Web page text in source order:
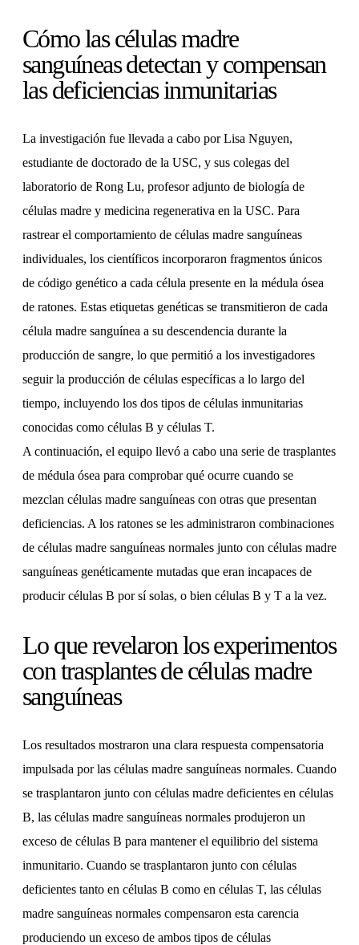
Cómo las células madre
sanguíneas detectan y compensan
las deficiencias inmunitarias
La investigación fue llevada a cabo por Lisa Nguyen,
estudiante de doctorado de la USC, y sus colegas del
laboratorio de Rong Lu, profesor adjunto de biología de
células madre y medicina regenerativa en la USC. Para
rastrear el comportamiento de células madre sanguíneas
individuales, los científicos incorporaron fragmentos únicos
de código genético a cada célula presente en la médula ósea
de ratones. Estas etiquetas genéticas se transmitieron de cada
célula madre sanguínea a su descendencia durante la
producción de sangre, lo que permitió a los investigadores
seguir la producción de células específicas a lo largo del
tiempo, incluyendo los dos tipos de células inmunitarias
conocidas como células B y células T.
A continuación, el equipo llevó a cabo una serie de trasplantes
de médula ósea para comprobar qué ocurre cuando se
mezclan células madre sanguíneas con otras que presentan
deficiencias. A los ratones se les administraron combinaciones
de células madre sanguíneas normales junto con células madre
sanguíneas genéticamente mutadas que eran incapaces de
producir células B por sí solas, o bien células B y T a la vez.
Lo que revelaron los experimentos
con trasplantes de células madre
sanguíneas
Los resultados mostraron una clara respuesta compensatoria
impulsada por las células madre sanguíneas normales. Cuando
se trasplantaron junto con células madre deficientes en células
B, las células madre sanguíneas normales produjeron un
exceso de células B para mantener el equilibrio del sistema
inmunitario. Cuando se trasplantaron junto con células
deficientes tanto en células B como en células T, las células
madre sanguíneas normales compensaron esta carencia
produciendo un exceso de ambos tipos de células